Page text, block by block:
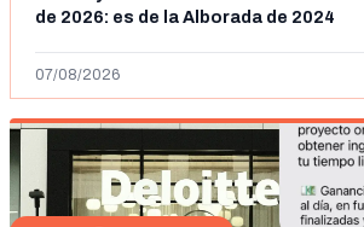
de 2026: es de la Alborada de 2024
07/08/2026